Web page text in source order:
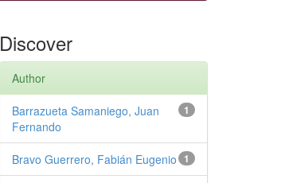
Discover
Author
1
Barrazueta Samaniego, Juan
Fernando
1
Bravo Guerrero, Fabián Eugenio